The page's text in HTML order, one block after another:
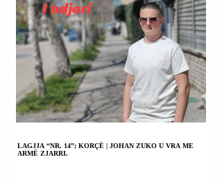
LAGJJA “NR. 14”; KORÇË | JOHAN ZUKO U VRA ME
ARMË ZJARRI.